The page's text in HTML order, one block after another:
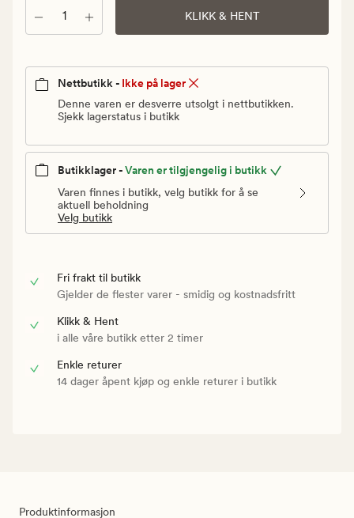
Antall KLIKK & HENT
Nettbutikk - Ikke på lager
Denne varen er desverre utsolgt i nettbutikken.
Sjekk lagerstatus i butikk
Butikklager -Varen er tilgjengelig i butikk
Varen finnes i butikk, velg butikk for å se
aktuell beholdning
Velg butikk
Fri frakt til butikk
Gjelder de flester varer - smidig og kostnadsfritt
Klikk & Hent
i alle våre butikk etter 2 timer
Enkle returer
14 dager åpent kjøp og enkle returer i butikk
Produktinformasjon